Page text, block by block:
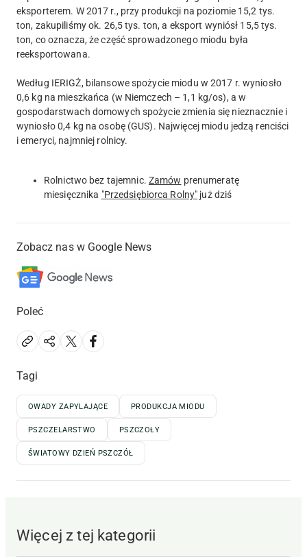
eksporterem. W 2017 r., przy produkcji na poziomie 15,2 tys.
ton, zakupiliśmy ok. 26,5 tys. ton, a eksport wyniósł 15,5 tys.
ton, co oznacza, że część sprowadzonego miodu była
reeksportowana.
Według IERIGŻ, bilansowe spożycie miodu w 2017 r. wyniosło
0,6 kg na mieszkańca (w Niemczech – 1,1 kg/os), a w
gospodarstwach domowych spożycie zmienia się nieznacznie i
wyniosło 0,4 kg na osobę (GUS). Najwięcej miodu jedzą renciści
i emeryci, najmniej rolnicy.
Rolnictwo bez tajemnic. Zamów prenumeratę
miesięcznika "Przedsiębiorca Rolny" już dziś
Zobacz nas w Google News
Poleć
Tagi
OWADY ZAPYLAJĄCE PRODUKCJA MIODU
PSZCZELARSTWO PSZCZOŁY
ŚWIATOWY DZIEŃ PSZCZÓŁ
Więcej z tej kategorii